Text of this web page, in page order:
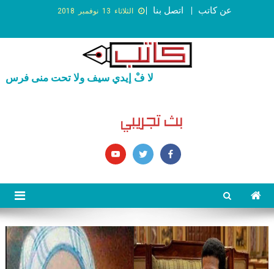
الثلاثاء 13 نوفمبر 2018 اتصل بنا عن كاتب
لا فْ إيدي سيف ولا تحت منى فرس